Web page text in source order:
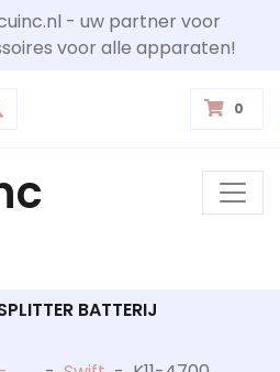
- uw partner voor
voor alle apparaten!
0
BATTERIJ